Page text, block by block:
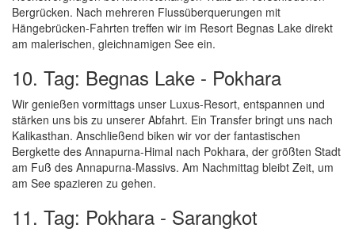
Bergrücken. Nach mehreren Flussüberquerungen mit
Hängebrücken-Fahrten treffen wir im Resort Begnas Lake direkt
am malerischen, gleichnamigen See ein.
10. Tag: Begnas Lake - Pokhara
Wir genießen vormittags unser Luxus-Resort, entspannen und
stärken uns bis zu unserer Abfahrt. Ein Transfer bringt uns nach
Kalikasthan. Anschließend biken wir vor der fantastischen
Bergkette des Annapurna-Himal nach Pokhara, der größten Stadt
am Fuß des Annapurna-Massivs. Am Nachmittag bleibt Zeit, um
am See spazieren zu gehen.
11. Tag: Pokhara - Sarangkot